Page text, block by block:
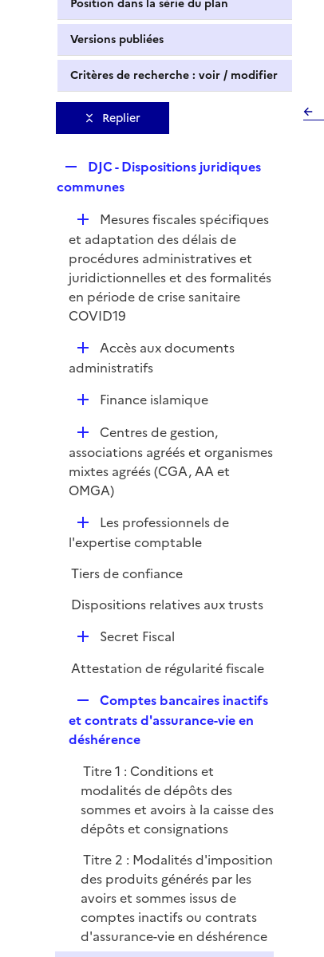
Position dans la série du plan
Versions publiées
Critères de recherche : voir / modifier
Replier
e
l
i
e
r
DJC - Dispositions juridiques
communes
D
é
p
l
i
e
Mesures fiscales spécifiques
et adaptation des délais de
procédures administratives et
juridictionnelles et des formalités
en période de crise sanitaire
COVID19
D
é
r
Accès aux documents
administratifs
D
l
i
e
Finance islamique
D
é
p
l
r
Centres de gestion,
associations agréés et organismes
mixtes agréés (CGA, AA et
OMGA)
D
é
l
i
e
Les professionnels de
l'expertise comptable
Tiers de confiance
Dispositions relatives aux trusts
D
p
e
r
Secret Fiscal
Attestation de régularité fiscale
e
p
i
e
r
Comptes bancaires inactifs
et contrats d'assurance-vie en
déshérence
Titre 1 : Conditions et
modalités de dépôts des
sommes et avoirs à la caisse des
dépôts et consignations
Titre 2 : Modalités d'imposition
des produits générés par les
avoirs et sommes issus de
comptes inactifs ou contrats
d'assurance-vie en déshérence